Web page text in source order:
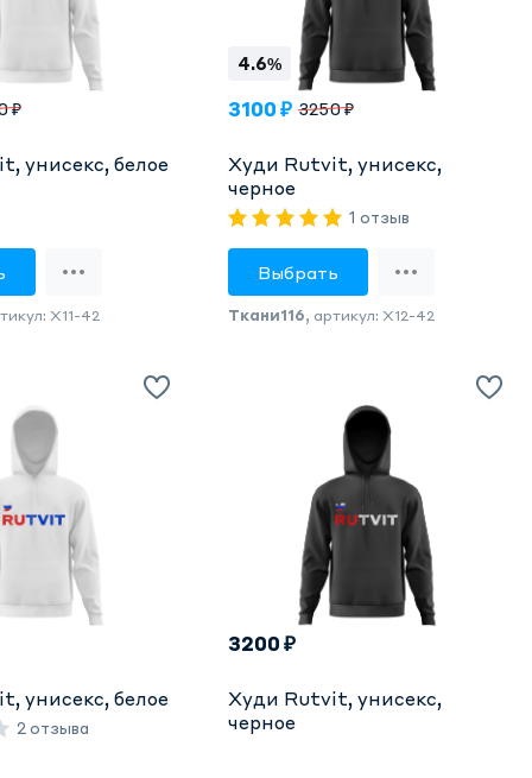
₽
унисекс, белое
X11-42
4.6%
3100 ₽ 3250 ₽
Худи Rutvit, унисекс,
черное
1 отзыв
Выбрать
Ткани116, артикул: X12-42
унисекс, белое
2 отзыва
3200 ₽
Худи Rutvit, унисекс,
черное